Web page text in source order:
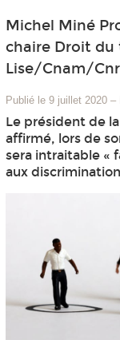
Michel Miné
chaire Droit du
Lise/Cnam/
Publié le 9 juillet 2020 –
Le président de
affirmé, lors de
sera intraitable «
aux